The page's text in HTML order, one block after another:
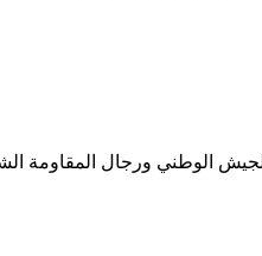
الوطني ورجال المقاومة